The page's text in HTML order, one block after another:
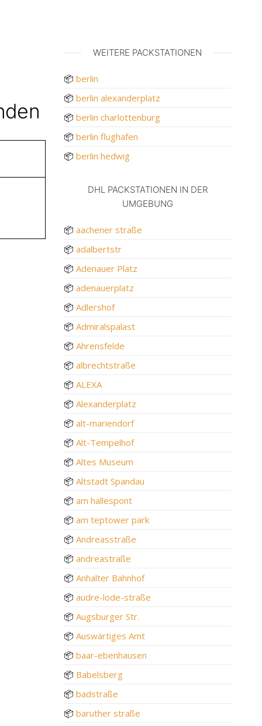
WEITERE PACKSTATIONEN
📦 berlin
📦 berlin alexanderplatz
📦 berlin charlottenburg
📦 berlin flughafen
📦 berlin hedwig
DHL PACKSTATIONEN IN DER
UMGEBUNG
📦 aachener straße
📦 adalbertstr
📦 Adenauer Platz
📦 adenauerplatz
📦 Adlershof
📦 Admiralspalast
📦 Ahrensfelde
📦 albrechtstraße
📦 ALEXA
📦 Alexanderplatz
📦 alt-mariendorf
📦 Alt-Tempelhof
📦 Altes Museum
📦 Altstadt Spandau
📦 am hallespont
📦 am teptower park
📦 Andreasstraße
📦 andreastraße
📦 Anhalter Bahnhof
📦 audre-lode-straße
📦 Augsburger Str.
📦 Auswärtiges Amt
📦 baar-ebenhausen
📦 Babelsberg
📦 badstraße
📦 baruther straße